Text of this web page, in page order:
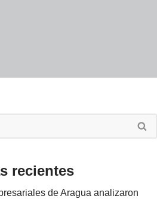
recientes
de Aragua analizaron